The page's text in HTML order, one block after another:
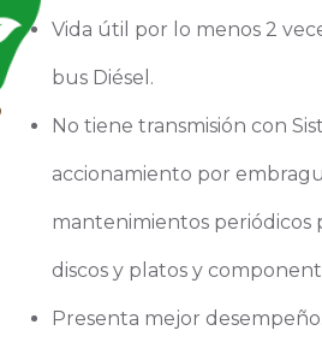
Vida útil por lo menos 2
bus Diésel.
No tiene transmisión con
accionamiento por
mantenimientos periódicos
discos y platos y
Presenta mejor